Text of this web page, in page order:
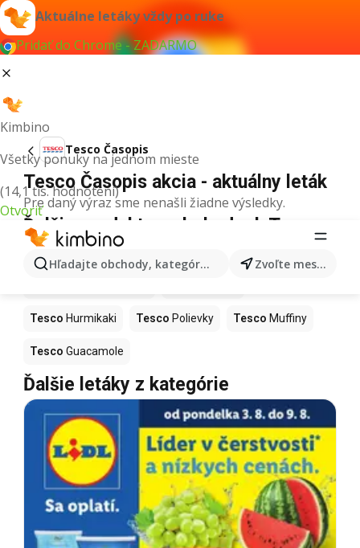
Aktuálne letáky vždy po ruke
Pridať do Chrome - ZADARMO
Kimbino
Všetky ponuky na jednom mieste
(14,1 tis. hodnotení)
Otvoriť
Hľadajte obchody, kategórie, produkty... Zvoľte mesto
Tesco Časopis
Tesco Časopis akcia - aktuálny leták
Pre daný výraz sme nenašli žiadne výsledky.
Ďalšie produkty v obchodoch Tesco
Tesco Hurmikaki Tesco Polievky Tesco Muffiny
Tesco Guacamole
Ďalšie letáky z kategórie